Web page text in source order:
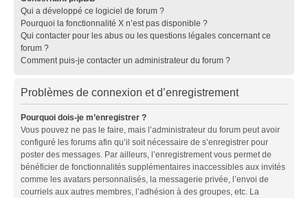
Qui a développé ce logiciel de forum ?
Pourquoi la fonctionnalité X n’est pas disponible ?
Qui contacter pour les abus ou les questions légales concernant ce
forum ?
Comment puis-je contacter un administrateur du forum ?
Problèmes de connexion et d’enregistrement
Pourquoi dois-je m’enregistrer ?
Vous pouvez ne pas le faire, mais l’administrateur du forum peut avoir
configuré les forums afin qu’il soit nécessaire de s’enregistrer pour
poster des messages. Par ailleurs, l’enregistrement vous permet de
bénéficier de fonctionnalités supplémentaires inaccessibles aux invités
comme les avatars personnalisés, la messagerie privée, l’envoi de
courriels aux autres membres, l’adhésion à des groupes, etc. La